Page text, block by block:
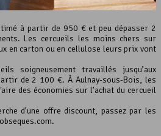
à partir de 950 € et peu dépasser 2
Les cercueils les moins chers sur
en carton ou en cellulose leurs prix vont
soigneusement travaillés jusqu’aux
de 2 100 €. À Aulnay-sous-Bois, les
des économies sur l’achat du cercueil
d’une offre discount, passez par les